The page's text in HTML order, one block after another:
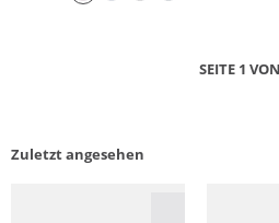
SEITE 1
Zuletzt angesehen